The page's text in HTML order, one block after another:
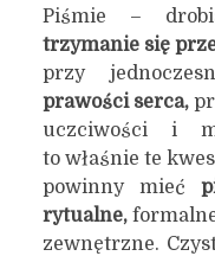
Piśmie –
trzymanie się
przy
prawości serca,
uczciwości i
to właśnie te
powinny mieć
rytualne,
zewnętrzne.